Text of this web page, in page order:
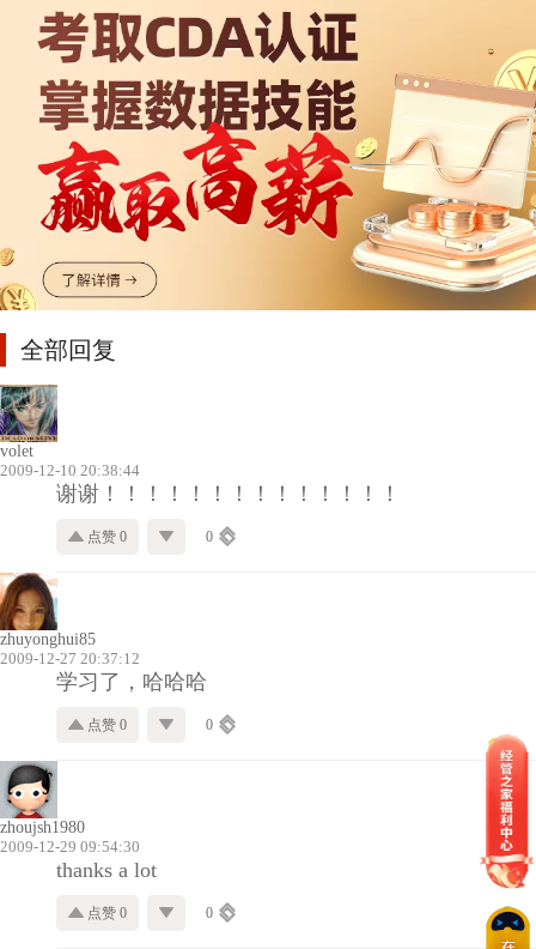
全部回复
volet
2009-12-10 20:38:44
谢谢！！！！！！！！！！！！！！
点赞 0 0
zhuyonghui85
2009-12-27 20:37:12
学习了，哈哈哈
点赞 0 0
zhoujsh1980
2009-12-29 09:54:30
thanks a lot
点赞 0 0